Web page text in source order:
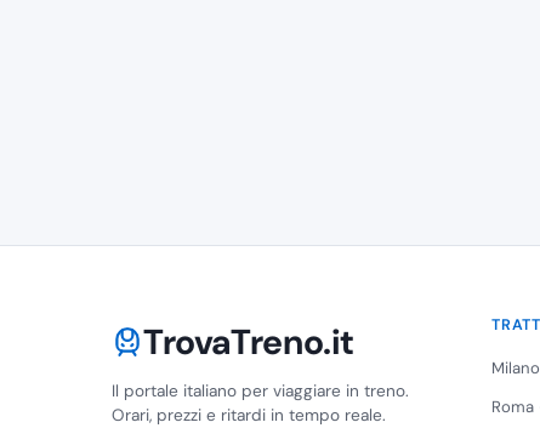
TrovaTreno.it
Il portale italiano per viaggiare in treno.
Orari, prezzi e ritardi in tempo reale.